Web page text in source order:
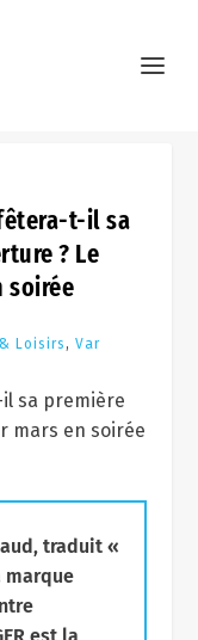
fêtera-t-il sa
? Le
soirée
Loisirs , Var
traduit «
marque